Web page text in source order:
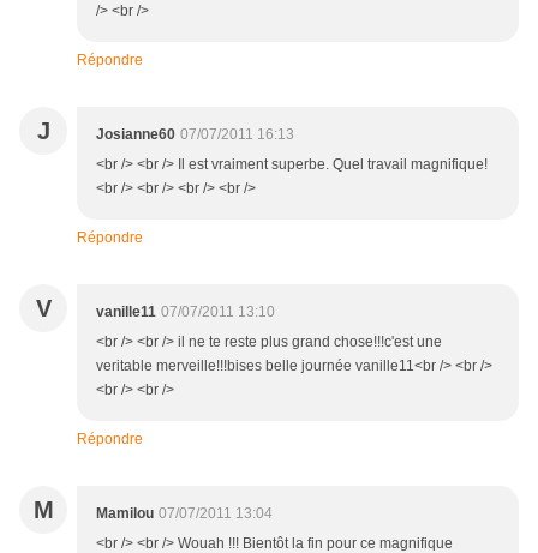
/> <br />
Répondre
J Josianne60 07/07/2011 16:13
<br /> <br /> Il est vraiment superbe. Quel travail magnifique!
<br /> <br /> <br /> <br />
Répondre
V vanille11 07/07/2011 13:10
<br /> <br /> il ne te reste plus grand chose!!!c'est une
veritable merveille!!!bises belle journée vanille11<br /> <br />
<br /> <br />
Répondre
M Mamilou 07/07/2011 13:04
<br /> <br /> Wouah !!! Bientôt la fin pour ce magnifique